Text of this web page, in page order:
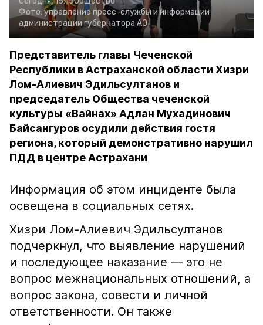
Фото: управление пресс-службы и информации
администрации губернатора АО
Представитель главы Чеченской
Республики в Астраханской области Хизри
Лом-Алиевич Эдильсултанов и
председатель Общества чеченской
культуры «Вайнах» Адлан Мухадинович
Байсангуров осудили действия гостя
региона, который демонстративно нарушил
ПДД в центре Астрахани
Информация об этом инциденте была
освещена в социальных сетях.
Хизри Лом-Алиевич Эдильсултанов
подчеркнул, что выявление нарушений
и последующее наказание — это не
вопрос межнациональных отношений, а
вопрос закона, совести и личной
ответственности. Он также